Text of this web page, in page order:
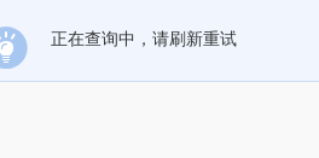
正在查询中，请刷新重试